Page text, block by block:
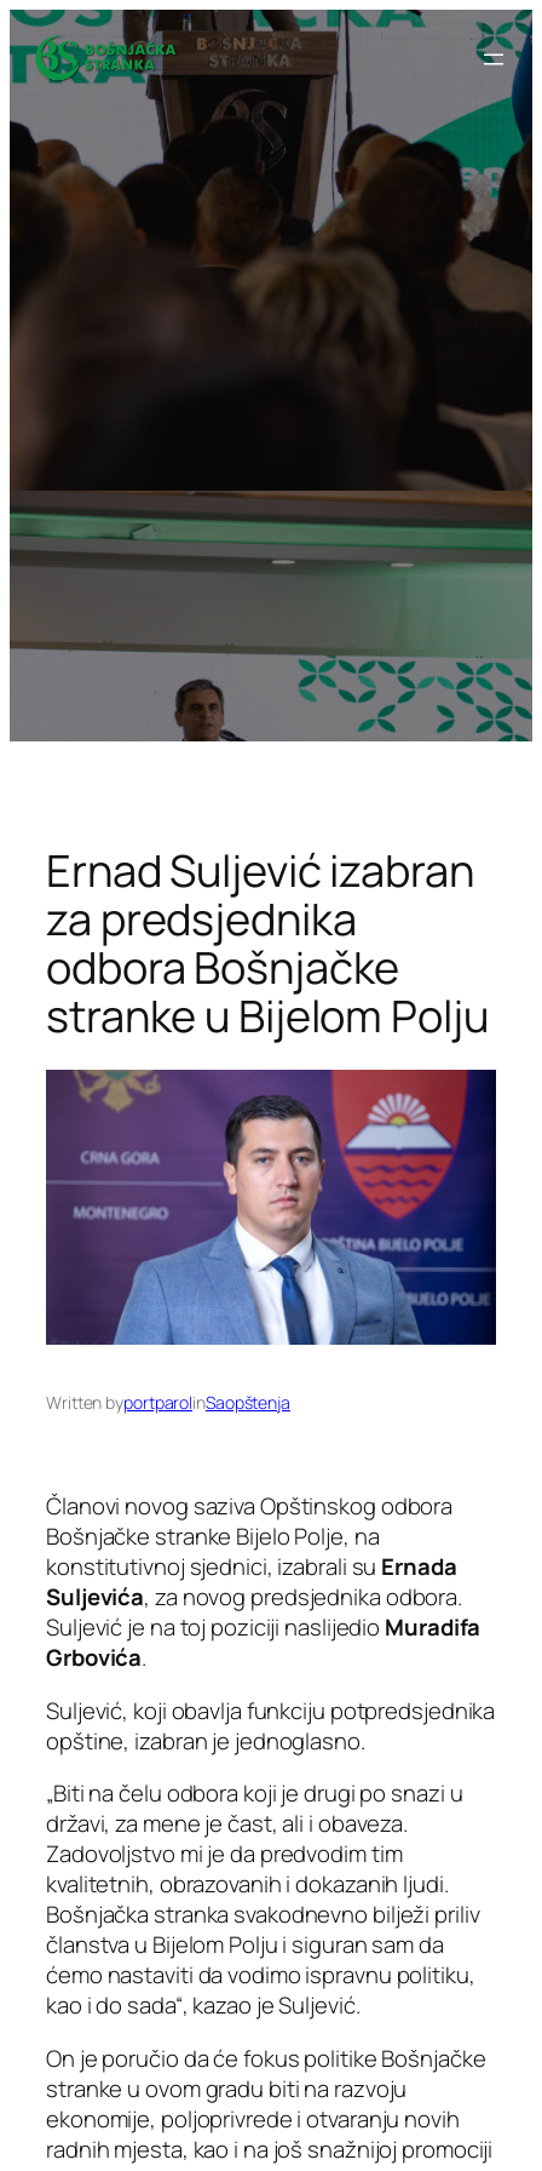
Idi
na
sadržaj
Ernad Suljević izabran
za predsjednika
odbora Bošnjačke
stranke u Bijelom Polju
Written byportparolinSaopštenja
Članovi novog saziva Opštinskog odbora
Bošnjačke stranke Bijelo Polje, na
konstitutivnoj sjednici, izabrali su Ernada
Suljevića, za novog predsjednika odbora.
Suljević je na toj poziciji naslijedio Muradifa
Grbovića.
Suljević, koji obavlja funkciju potpredsjednika
opštine, izabran je jednoglasno.
„Biti na čelu odbora koji je drugi po snazi u
državi, za mene je čast, ali i obaveza.
Zadovoljstvo mi je da predvodim tim
kvalitetnih, obrazovanih i dokazanih ljudi.
Bošnjačka stranka svakodnevno bilježi priliv
članstva u Bijelom Polju i siguran sam da
ćemo nastaviti da vodimo ispravnu politiku,
kao i do sada“, kazao je Suljević.
On je poručio da će fokus politike Bošnjačke
stranke u ovom gradu biti na razvoju
ekonomije, poljoprivrede i otvaranju novih
radnih mjesta, kao i na još snažnijoj promociji